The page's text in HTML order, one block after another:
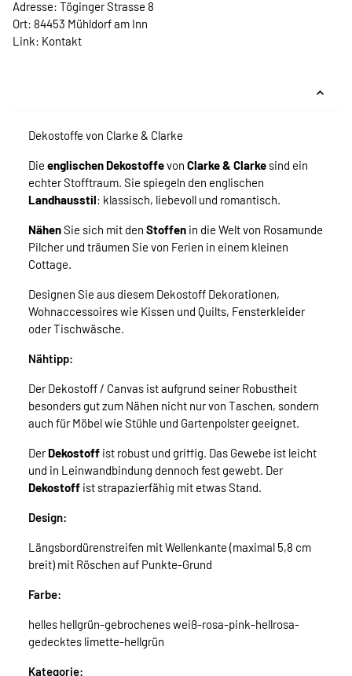
Adresse: Töginger Strasse 8
Ort: 84453 Mühldorf am Inn
Link: Kontakt
Dekostoffe von Clarke & Clarke
Die englischen Dekostoffevon Clarke & Clarke sind ein
echter Stofftraum. Sie spiegeln den englischen
Landhausstil: klassisch, liebevoll und romantisch.
NähenSie sich mit den Stoffen in die Welt von Rosamunde
Pilcher und träumen Sie von Ferien in einem kleinen
Cottage.
Designen Sie aus diesem Dekostoff Dekorationen,
Wohnaccessoires wie Kissen und Quilts, Fensterkleider
oder Tischwäsche.
Nähtipp:
Der Dekostoff / Canvas ist aufgrund seiner Robustheit
besonders gut zum Nähen nicht nur von Taschen, sondern
auch für Möbel wie Stühle und Gartenpolster geeignet.
DerDekostoff ist robust und griffig. Das Gewebe ist leicht
und in Leinwandbindung dennoch fest gewebt. Der
Dekostoff ist strapazierfähig mit etwas Stand.
Design:
Längsbordürenstreifen mit Wellenkante (maximal 5,8 cm
breit) mit Röschen auf Punkte-Grund
Farbe:
helles hellgrün-gebrochenes weiß-rosa-pink-hellrosa-
gedecktes limette-hellgrün
Kategorie: